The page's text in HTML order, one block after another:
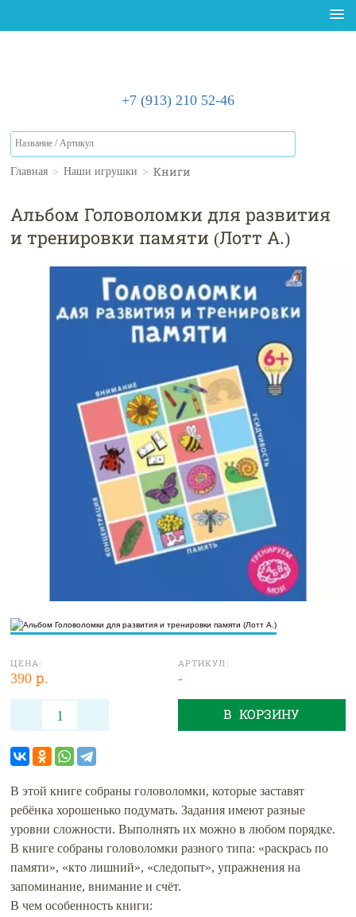
+7 (913) 210 52-46
Главная > Наши игрушки > Книги
Альбом Головоломки для развития
и тренировки памяти (Лотт А.)
ЦЕНА:
390 р.
АРТИКУЛ:
-
В КОРЗИНУ
В этой книге собраны головоломки, которые заставят
ребёнка хорошенько подумать. Задания имеют разные
уровни сложности. Выполнять их можно в любом порядке.
В книге собраны головоломки разного типа: «раскрась по
памяти», «кто лишний», «следопыт», упражнения на
запоминание, внимание и счёт.
В чем особенность книги: